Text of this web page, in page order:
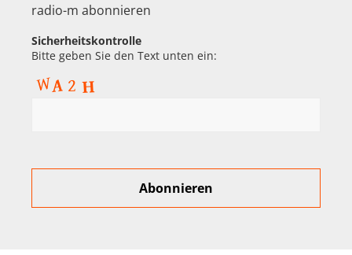
radio-m abonnieren
Sicherheitskontrolle
Bitte geben Sie den Text unten ein: